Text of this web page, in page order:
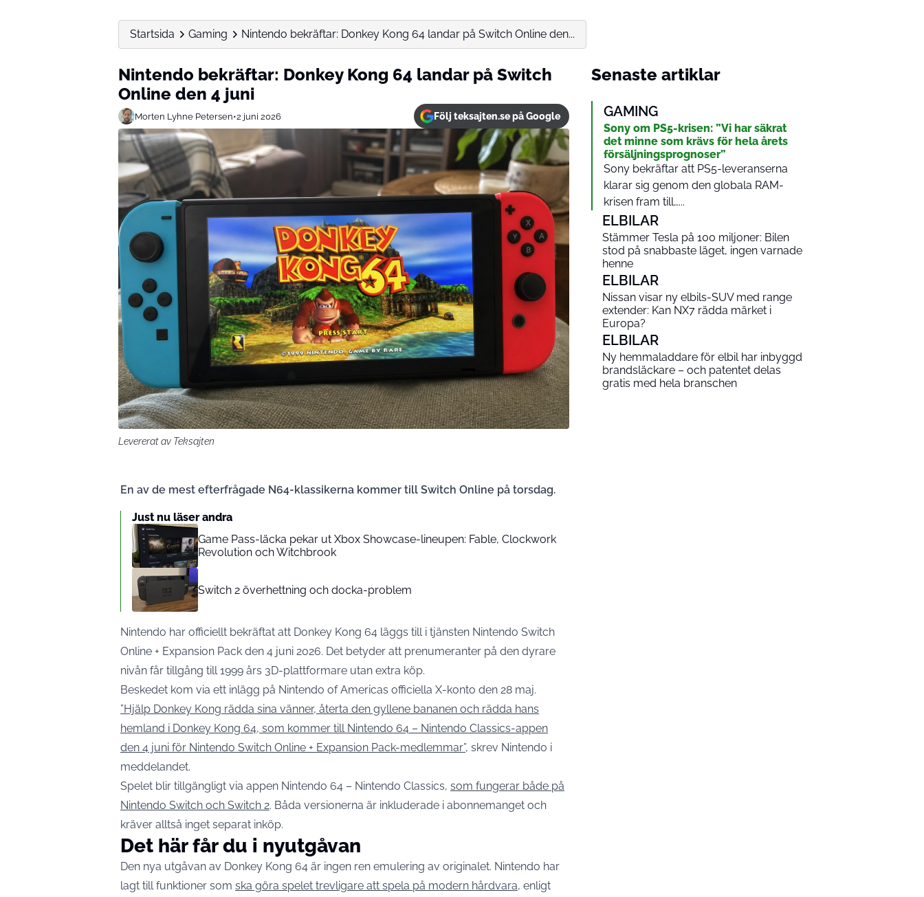
Startsida Gaming Nintendo bekräftar: Donkey Kong 64 landar på Switch Online den...
Nintendo bekräftar: Donkey Kong 64 landar på Switch
Online den 4 juni
Morten Lyhne Petersen•2 juni 2026 Följ teksajten.se på Google
Levererat av Teksajten
En av de mest efterfrågade N64-klassikerna kommer till Switch Online på torsdag.
Just nu läser andra
Game Pass-läcka pekar ut Xbox Showcase-lineupen: Fable, Clockwork
Revolution och Witchbrook
Switch 2 överhettning och docka-problem
Nintendo har officiellt bekräftat att Donkey Kong 64 läggs till i tjänsten Nintendo Switch
Online + Expansion Pack den 4 juni 2026. Det betyder att prenumeranter på den dyrare
nivån får tillgång till 1999 års 3D-plattformare utan extra köp.
Beskedet kom via ett inlägg på Nintendo of Americas officiella X-konto den 28 maj.
”Hjälp Donkey Kong rädda sina vänner, återta den gyllene bananen och rädda hans
hemland i Donkey Kong 64, som kommer till Nintendo 64 – Nintendo Classics-appen
den 4 juni för Nintendo Switch Online + Expansion Pack-medlemmar”, skrev Nintendo i
meddelandet.
Spelet blir tillgängligt via appen Nintendo 64 – Nintendo Classics, som fungerar både på
Nintendo Switch och Switch 2. Båda versionerna är inkluderade i abonnemanget och
kräver alltså inget separat inköp.
Det här får du i nyutgåvan
Den nya utgåvan av Donkey Kong 64 är ingen ren emulering av originalet. Nintendo har
lagt till funktioner som ska göra spelet trevligare att spela på modern hårdvara, enligt
Senaste artiklar
GAMING
Sony om PS5-krisen: ”Vi har säkrat
det minne som krävs för hela årets
försäljningsprognoser”
Sony bekräftar att PS5-leveranserna
klarar sig genom den globala RAM-
krisen fram till…...
ELBILAR
Stämmer Tesla på 100 miljoner: Bilen
stod på snabbaste läget, ingen varnade
henne
ELBILAR
Nissan visar ny elbils-SUV med range
extender: Kan NX7 rädda märket i
Europa?
ELBILAR
Ny hemmaladdare för elbil har inbyggd
brandsläckare – och patentet delas
gratis med hela branschen